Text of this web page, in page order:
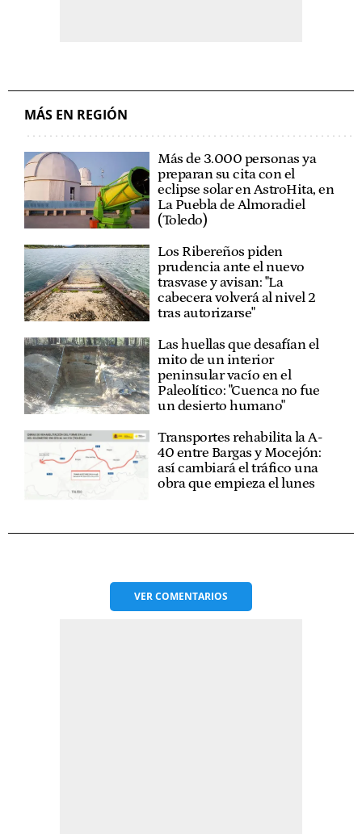
MÁS EN REGIÓN
Más de 3.000 personas ya
preparan su cita con el
eclipse solar en AstroHita, en
La Puebla de Almoradiel
(Toledo)
Los Ribereños piden
prudencia ante el nuevo
trasvase y avisan: "La
cabecera volverá al nivel 2
tras autorizarse"
Las huellas que desafían el
mito de un interior
peninsular vacío en el
Paleolítico: "Cuenca no fue
un desierto humano"
Transportes rehabilita la A-
40 entre Bargas y Mocejón:
así cambiará el tráfico una
obra que empieza el lunes
VERCOMENTARIOS